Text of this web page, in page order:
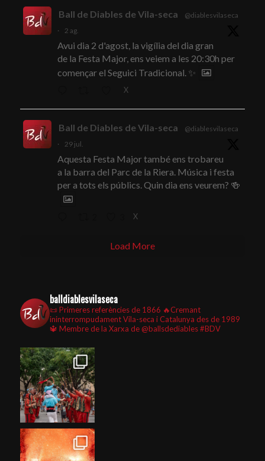
Ball de Diables de Vila-seca
@diablesvilaseca
·
2 ag.
Avui dia 2 d'agost, la vigília del dia gran
de la Festa Major, ens veiem a les 20:30h per
començar el Seguici Tradicional. ✨
X
Ball de Diables de Vila-seca
@diablesvilaseca
·
29 jul.
Aquesta Festa Major també ens trobareu
a la barra del Parc de la Riera. Música i festa
per a tots els públics. Quin dia ens veurem? 🍻
X
Load More
balldiablesvilaseca
📜 Primeres referències de 1866 🔥Cremant
ininterrompudament Vila-seca i Catalunya des de 1989
🔱 Membre de la Xarxa de @ballsdediables#BDV